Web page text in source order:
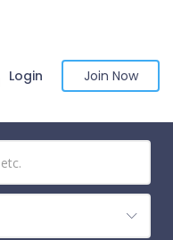
Login Join Now